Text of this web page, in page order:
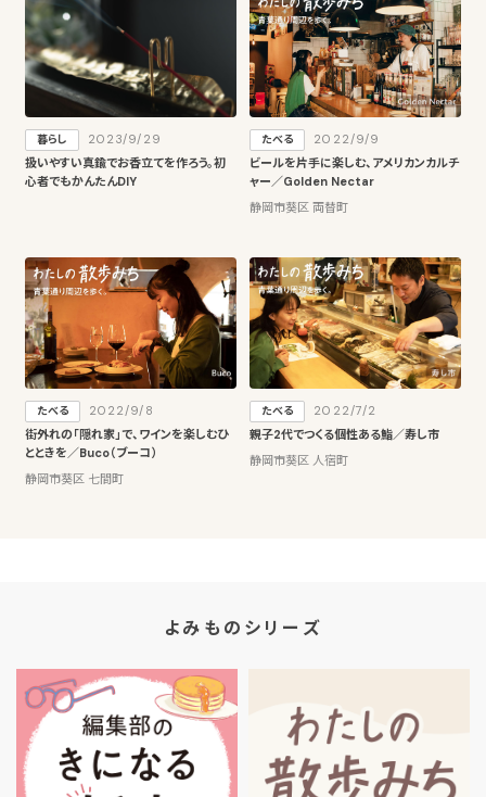
暮らし
2023/9/29
扱いやすい真鍮でお香立てを作ろう。初
心者でもかんたんDIY
たべる
2022/9/9
ビールを片手に楽しむ、アメリカンカルチ
ャー／Golden Nectar
静岡市葵区 両替町
たべる
2022/9/8
街外れの「隠れ家」で、ワインを楽しむひ
とときを／Buco（ブーコ）
静岡市葵区 七間町
たべる
2022/7/2
親子2代でつくる個性ある鮨／寿し市
静岡市葵区 人宿町
よみものシリーズ